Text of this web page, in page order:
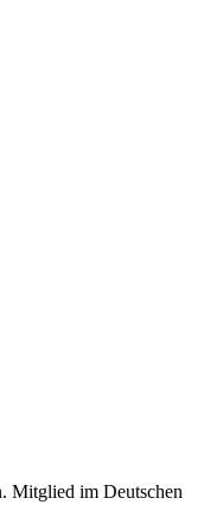
Mitglied im Deutschen